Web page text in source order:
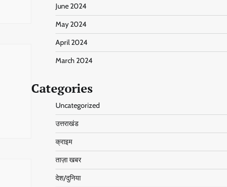
June 2024
May 2024
April 2024
March 2024
Categories
Uncategorized
उत्तराखंड
क्राइम
ताज़ा खबर
देश/दुनिया